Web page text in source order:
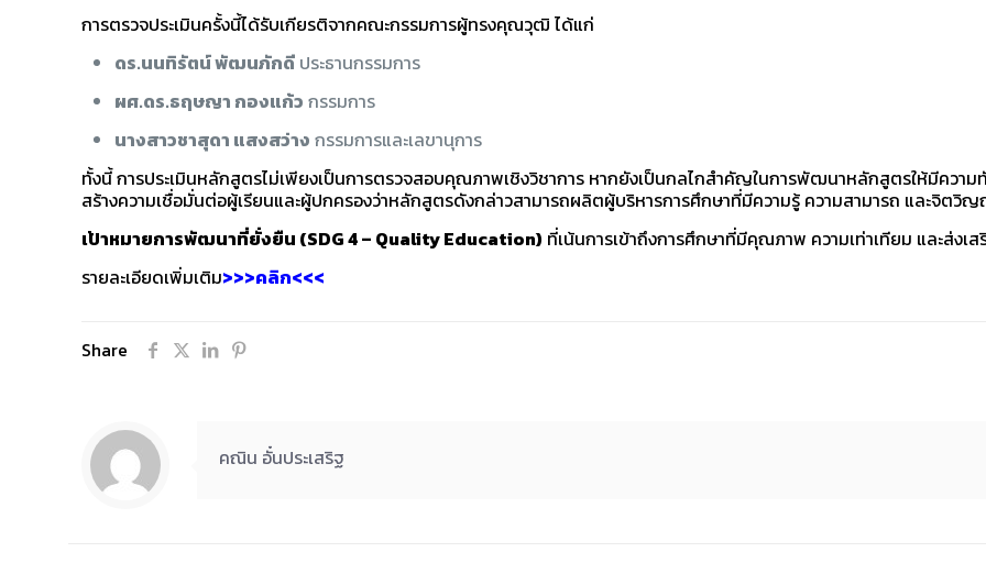
การตรวจประเมินครั้งนี้ได้รับเกียรติจากคณะกรรมการผู้ทรงคุณวุฒิ ได้แก่
ดร.นนทิรัตน์ พัฒนภักดี ประธานกรรมการ
ผศ.ดร.ธฤษญา กองแก้ว กรรมการ
นางสาวชาสุดา แสงสว่าง กรรมการและเลขานุการ
ทั้งนี้ การประเมินหลักสูตรไม่เพียงเป็นการตรวจสอบคุณภาพเชิงวิชาการ หากยังเป็นกลไกสำคัญในการพัฒนาหลักสูตรให้มีควา
สร้างความเชื่อมั่นต่อผู้เรียนและผู้ปกครองว่าหลักสูตรดังกล่าวสามารถผลิตผู้บริหารการศึกษาที่มีความรู้ ความสามารถ และจิตวิ
เป้าหมายการพัฒนาที่ยั่งยืน (SDG 4 – Quality Education) ที่เน้นการเข้าถึงการศึกษาที่มีคุณภาพ ความเท่าเทียม และส่งเ
รายละเอียดเพิ่มเติม>>>คลิก<<<
Share
คณิน อั๋นประเสริฐ